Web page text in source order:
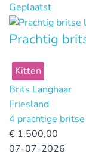
Geplaatst
Prachtig
Kitten
Brits Langhaar
Friesland
4 prachtige
€ 1.500,00
07-07-2026